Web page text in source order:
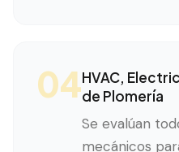
04HVAC,
de Plomería
Se evalúan
mecánicos